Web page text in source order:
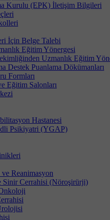
Kurulu (EPK) İletişim Bilgileri
İçin Belge Talebi
Eğitim Yönergesi
Uzmanlık Eğitim
Destek Puanlama Dökümanları
Formları
Eğitim Salonları
Hastanesi
Psikiyatri (YGAP)
Reanimasyon
Sinir Cerrahisi (Nöroşirürji)